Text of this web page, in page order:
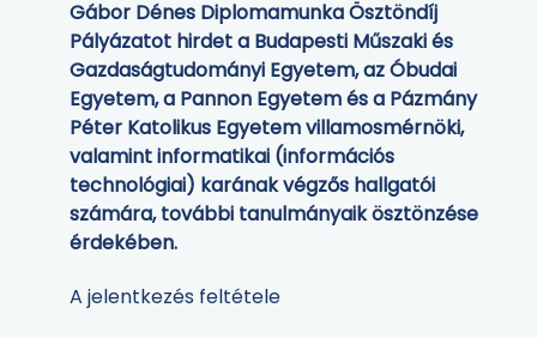
Gábor Dénes Diplomamunka Ösztöndíj
Pályázatot hirdet a Budapesti Műszaki és
Gazdaságtudományi Egyetem, az Óbudai
Egyetem, a Pannon Egyetem és a Pázmány
Péter Katolikus Egyetem villamosmérnöki,
valamint informatikai (információs
technológiai) karának végzős hallgatói
számára, további tanulmányaik ösztönzése
érdekében.
A jelentkezés feltétele